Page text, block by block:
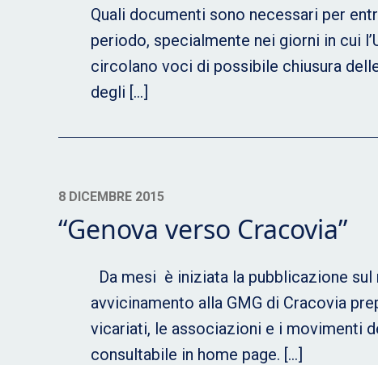
Quali documenti sono necessari per
periodo, specialmente nei giorni in cui
circolano voci di possibile chiusura
degli […]
8 DICEMBRE 2015
“Genova verso Cracovia”
Da mesi è iniziata la pubblicazione
avvicinamento alla GMG di Cracovia
vicariati, le associazioni e i movimenti
consultabile in home page. […]